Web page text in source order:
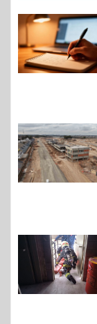
n
d
e
n
t
r
d
a